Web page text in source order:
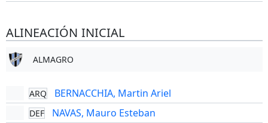
ALINEACIÓN INICIAL
ALMAGRO
ARQ BERNACCHIA, Martin Ariel
DEF NAVAS, Mauro Esteban